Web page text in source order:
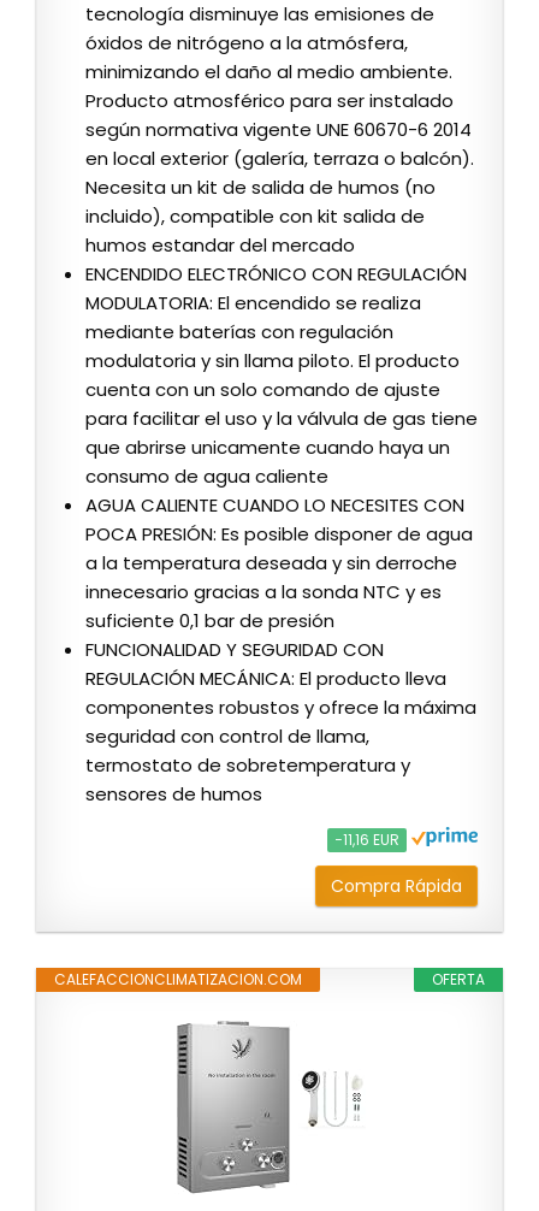
tecnología disminuye las emisiones de
óxidos de nitrógeno a la atmósfera,
minimizando el daño al medio ambiente.
Producto atmosférico para ser instalado
según normativa vigente UNE 60670-6 2014
en local exterior (galería, terraza o balcón).
Necesita un kit de salida de humos (no
incluido), compatible con kit salida de
humos estandar del mercado
ENCENDIDO ELECTRÓNICO CON REGULACIÓN
MODULATORIA: El encendido se realiza
mediante baterías con regulación
modulatoria y sin llama piloto. El producto
cuenta con un solo comando de ajuste
para facilitar el uso y la válvula de gas tiene
que abrirse unicamente cuando haya un
consumo de agua caliente
AGUA CALIENTE CUANDO LO NECESITES CON
POCA PRESIÓN: Es posible disponer de agua
a la temperatura deseada y sin derroche
innecesario gracias a la sonda NTC y es
suficiente 0,1 bar de presión
FUNCIONALIDAD Y SEGURIDAD CON
REGULACIÓN MECÁNICA: El producto lleva
componentes robustos y ofrece la máxima
seguridad con control de llama,
termostato de sobretemperatura y
sensores de humos
−11,16 EUR
Compra Rápida
OFERTA
CALEFACCIONCLIMATIZACION.COM